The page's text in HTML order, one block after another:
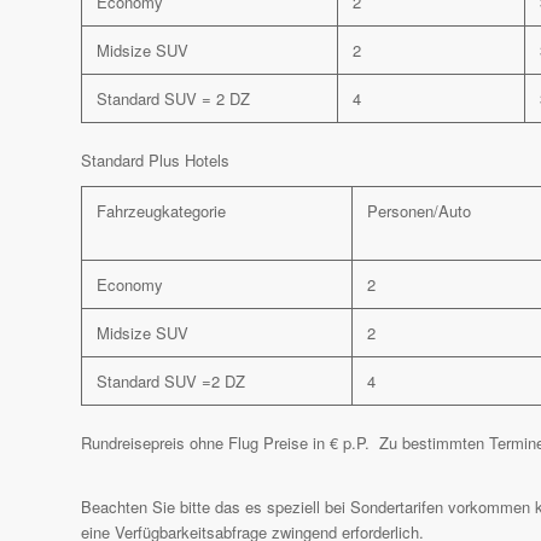
Midsize SUV 2
Standard SUV = 2 DZ 4
Standard Plus Hotels
Fahrzeugkategorie Personen/Auto
Economy 2
Midsize SUV 2
Standard SUV =2 DZ 4
Rundreisepreis ohne Flug Preise in € p.P. Zu bestimmten
Beachten Sie bitte das es speziell bei Sondertarifen
eine Verfügbarkeitsabfrage zwingend erforderlich.